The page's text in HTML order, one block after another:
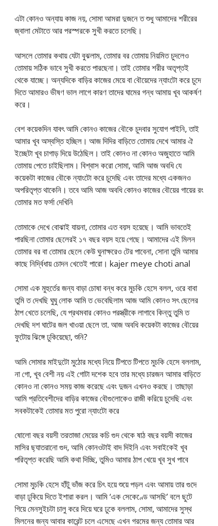
এটা কোনও অন্যায় কাজ নয়, সোমা আমরা দুজনে ত শুধু আমাদের শরীরের
জ্বালা মেটাতে আর পরস্পরকে সুখী করতে চলেছি।
আসলে তোমার কথায় যেটা বুঝলাম, তোমার বর তোমায় নিয়মিত চুদলেও
তোমায় সঠিক ভাবে সুখী করতে পারছেনা। তাই তোমার শরীর অতৃপ্তই
থেকে যাচ্ছে। অন্যদিকে বাড়ির কাজের মেয়ে বা বৌয়েদের ন্যাংটো করে চুদে
দিতে আমারও ভীষণ ভাল লাগে কারণ তাদের ঘামের গন্ধ আমায় খূব আকর্ষণ
করে।
বেশ কয়েকদিন যাবৎ আমি কোনও কাজের বৌকে চুদবার সুযোগ পাইনি, তাই
আমার খূব অস্বস্তি হচ্ছিল। আজ দিদির বাড়িতে তোমায় দেখে আমার ঐ
ইচ্ছেটা খূব চাগাড় দিয়ে উঠেছিল। তাই কোনও না কোনও অজুহাতে আমি
তোমায় পেতে চাইছিলাম। বিশ্বাস করো সোমা, আমি আজ অবধি যে
কয়েকটা কাজের বৌকে ন্যাংটো করে চুদেছি এবং তাদের মধ্যে একজনও
অপরিতৃপ্ত থাকেনি। তবে আমি আজ অবধি কোনও কাজের বৌয়ের গায়ের রং
তোমার মত ফর্সা দেখিনি
তোমাকে দেখে বোঝাই যায়না, তোমার এত বয়স হয়েছে। আমি ভাবতেই
পারছিনা তোমার ছেলেরই ১৭ বছর বয়স হয়ে গেছে। আমাদের এই মিলন
তোমার বর বা তোমার ছেলে কেউ ঘুনাক্ষরেও টের পাবেনা, সোনা তুমি আমার
কাছে নির্দ্বিধায় চোদন খেতেই পারো। kajer meye choti anal
সোমা এক মুহুর্তের জন্য বাড়া চোষা বন্ধ করে মুচকি হেসে বলল, ওরে বাবা
তুমি ত দেখছি ঘুঘু লোক আমি ত ভেবেছিলাম আজ আমি কোনও সৎ ছেলের
ঠাপ খেতে চলেছি, যে প্রথমবার কোনও পরস্ত্রীকে লাগাবে কিন্তু তুমি ত
দেখছি দশ ঘাটের জল খাওয়া ছেলে তা. আজ অবধি কয়েকটা কাজের বৌয়ের
ফুটোয় ঝিঙ্গে ঢুকিয়েছো, শুনি?
আমি সোমার মাইদুটো মুঠোর মধ্যে নিয়ে টিপতে টিপতে মুচকি হেসে বললাম,
না গো, খূব বেশী নয় এই গোটা দশেক হবে তার মধ্যে চারজন আমার বাড়িতে
কোনও না কোনও সময় কাজ করেছে এবং দুজন এখনও করছে। তাছাড়া
আমি প্রতিবেশীদের বাড়ির কাজের বৌগুলোকেও রাজী করিয়ে চুদেছি এবং
সবকটাকেই তোমার মত পুরো ন্যাংটো করে
ষোলো বছর বয়সী তরতাজা মেয়ের কচি গুদ থেকে ষাঠ বছর বয়সী কাজের
মাসির ছ্যাতরানো গুদ, আমি কোনওটাই বাদ দিইনি এবং সবাইকেই খূব
পরিতৃপ্ত করেছি আমি কথা দিচ্ছি, তুমিও আমার ঠাপ খেয়ে খূব সুখ পাবে
সোমা মুচকি হেসে হাঁটু ভাঁজ করে চিৎ হয়ে শুয়ে পড়ল এবং আমায় তার গুদে
বাড়া ঢুকিয়ে দিতে ইশারা করল। আমি ‘এক সেকেণ্ডে আসছি’ বলে ছুটে
গিয়ে মেনসুইচটা চালু করে দিয়ে ঘরে ঢুকে বললাম, সোমা, আমাদের সুস্থ
মিলনের জন্য আবার কারেন্ট চলে এসেছে এখন গরমের জন্য তোমার আর